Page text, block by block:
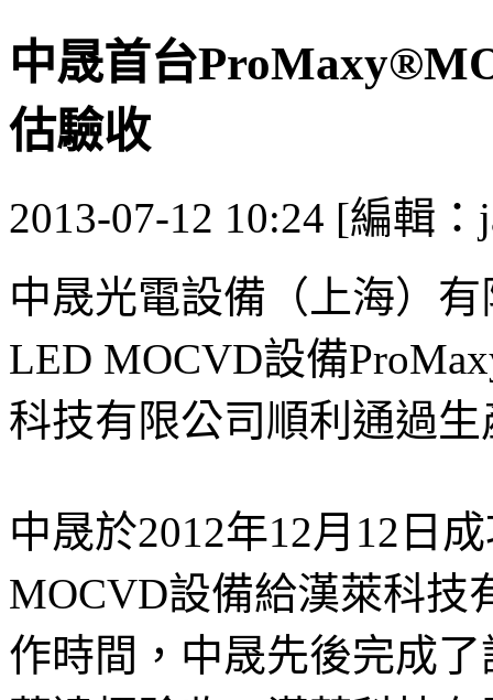
中晟首台
估驗收
2013-07-12 10:24 [編輯：
中晟光電設備（上海）
LED MOCVD設備
科技有限公司順利通過
中晟於2012年12月12日
MOCVD設備給漢萊科技
作時間，中晟先後完成